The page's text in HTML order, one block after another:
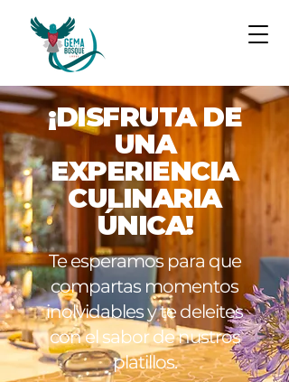
¡DISFRUTA DE
UNA
EXPERIENCIA
CULINARIA
ÚNICA!
Te esperamos para que
compartas momentos
inolvidables y te deleites
con el sabor de nustros
platillos.